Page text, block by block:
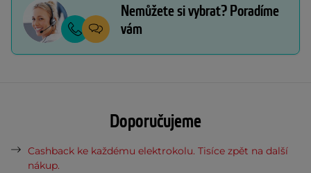
Nemůžete si vybrat? Poradíme
vám
Doporučujeme
Cashback ke každému elektrokolu. Tisíce zpět na další
nákup.